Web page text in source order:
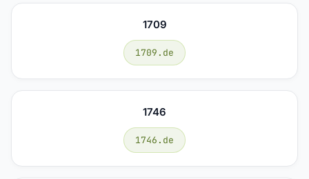
1709
1709.de
1746
1746.de